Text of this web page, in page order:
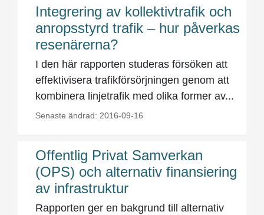
Integrering av kollektivtrafik och
anropsstyrd trafik – hur påverkas
resenärerna?
I den här rapporten studeras försöken att
effektivisera trafikförsörjningen genom att
kombinera linjetrafik med olika former av...
Senaste ändrad: 2016-09-16
Offentlig Privat Samverkan
(OPS) och alternativ finansiering
av infrastruktur
Rapporten ger en bakgrund till alternativ